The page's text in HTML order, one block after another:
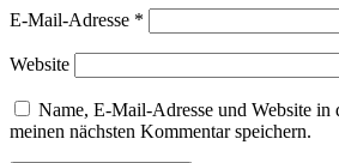
E-Mail-Adresse *
Website
Name, E-Mail-Adresse und Website in
meinen nächsten Kommentar speichern.